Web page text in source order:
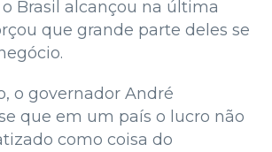
Brasil alcançou na última
que grande parte deles se
o governador André
que em um país o lucro não
como coisa do